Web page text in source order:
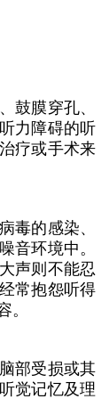
鼓膜穿孔、
力障碍的听
疗或手术来
毒的感染、
音环境中。
声则不能忍
常抱怨听得
部受损或其
觉记忆及理